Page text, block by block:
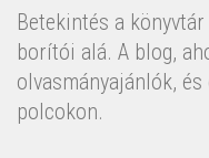
Betekintés a
borítói alá. A blog,
olvasmányajánlók,
polcokon.